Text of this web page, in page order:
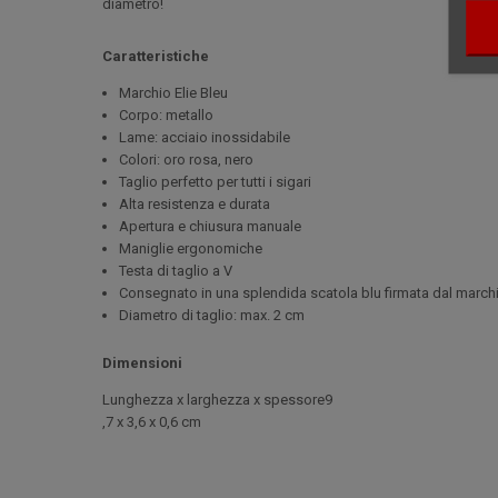
diametro!
Caratteristiche
Marchio Elie Bleu
Corpo: metallo
Lame: acciaio inossidabile
Colori: oro rosa, nero
Taglio perfetto per tutti i sigari
Alta resistenza e durata
Apertura e chiusura manuale
Maniglie ergonomiche
Testa di taglio a V
Consegnato in una splendida scatola blu firmata dal
Diametro di taglio: max. 2 cm
Dimensioni
Lunghezza x larghezza x spessore9
,7 x 3,6 x 0,6 cm